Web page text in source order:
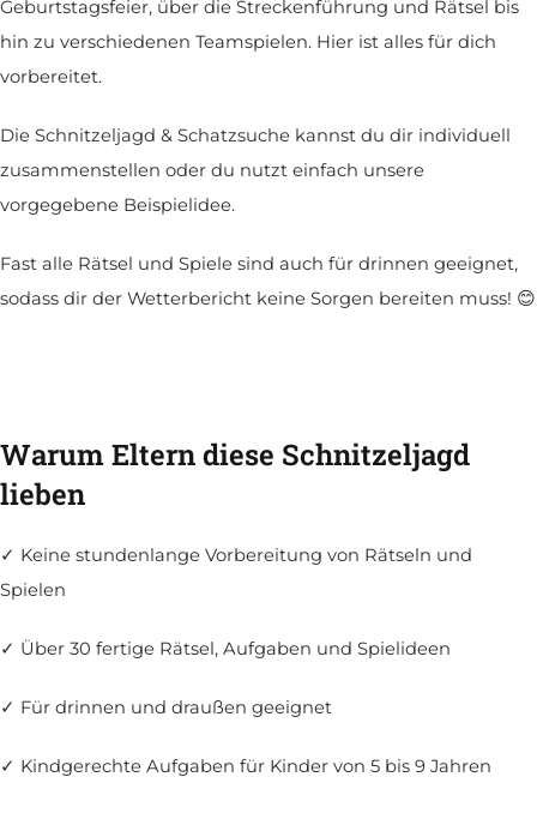
Geburtstagsfeier, über die Streckenführung und Rätsel bis
hin zu verschiedenen Teamspielen. Hier ist alles für dich
vorbereitet.
Die Schnitzeljagd & Schatzsuche kannst du dir individuell
zusammenstellen oder du nutzt einfach unsere
vorgegebene Beispielidee.
Fast alle Rätsel und Spiele sind auch für drinnen geeignet,
sodass dir der Wetterbericht keine Sorgen bereiten muss! 😊
Warum Eltern diese Schnitzeljagd
lieben
✓ Keine stundenlange Vorbereitung von Rätseln und
Spielen
✓ Über 30 fertige Rätsel, Aufgaben und Spielideen
✓ Für drinnen und draußen geeignet
✓ Kindgerechte Aufgaben für Kinder von 5 bis 9 Jahren